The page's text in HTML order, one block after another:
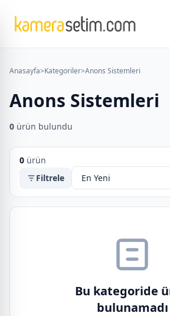
Anasayfa>Kategoriler>Anons Sistemleri
Anons Sistemleri
0 ürün bulundu
0 ürün
Filtrele
Bu kategoride
bulunamadı